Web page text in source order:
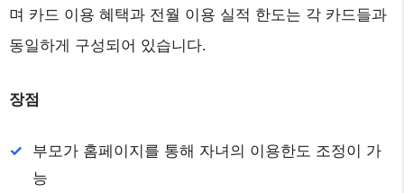
며 카드 이용 혜택과 전월 이용 실적 한도는 각 카드들과
동일하게 구성되어 있습니다.
장점
부모가 홈페이지를 통해 자녀의 이용한도 조정이 가
능